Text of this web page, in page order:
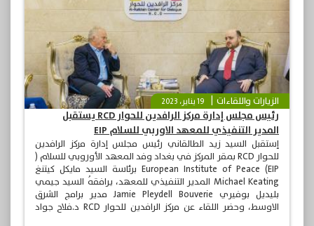
الزيارات واللقاءات 19 يناير، 2023
رئيس مجلس إدارة مركز الرافدين للحوار RCD يستقبل
المدير التنفيذي للمعهد الاوربي للسلام EIP
إستقبل السيد زيد الطالقاني رئيس مجلس إدارة مركز الرافدين
للحوار RCD بمقر المركز في بغداد وفد المعهد الأوروبي للسلام (
EIP) European Institute of Peace برئاسة السيد مايكل كيتنغ
Michael Keating المدير التنفيذي للمعهد، يرافقهُ السيد جيمي
بليديل بوفيري Jamie Pleydell Bouverie مدير برامج الشرق
الاوسط، وحضر اللقاء عن مركز الرافدين للحوار RCD د.فلاح جواد